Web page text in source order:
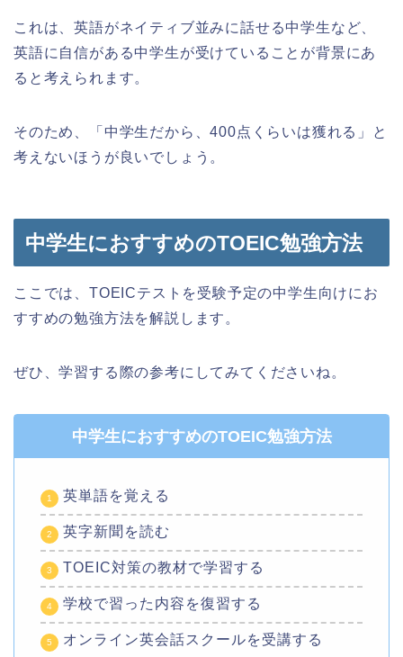
これは、英語がネイティブ並みに話せる中学生など、
英語に自信がある中学生が受けていることが背景にあ
ると考えられます。
そのため、「中学生だから、400点くらいは獲れる」と
考えないほうが良いでしょう。
中学生におすすめのTOEIC勉強方法
ここでは、TOEICテストを受験予定の中学生向けにお
すすめの勉強方法を解説します。
ぜひ、学習する際の参考にしてみてくださいね。
中学生におすすめのTOEIC勉強方法
英単語を覚える
英字新聞を読む
TOEIC対策の教材で学習する
学校で習った内容を復習する
オンライン英会話スクールを受講する